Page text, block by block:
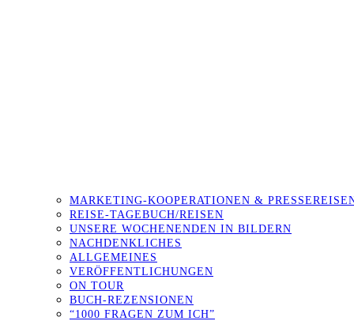
MARKETING-KOOPERATIONEN &
REISE-TAGEBUCH/REISEN
UNSERE WOCHENENDEN IN BILDERN
NACHDENKLICHES
ALLGEMEINES
VERÖFFENTLICHUNGEN
ON TOUR
BUCH-REZENSIONEN
“1000 FRAGEN ZUM ICH”